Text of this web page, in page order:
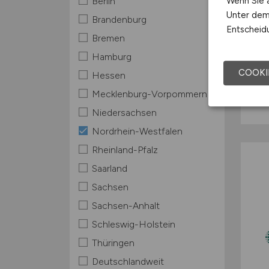
Brandenburg
Bremen
Hamburg
Hessen
Mecklenburg-Vorpommern
Niedersachsen
Nordrhein-Westfalen
Rheinland-Pfalz
Saarland
Sachsen
Sachsen-Anhalt
Schleswig-Holstein
Thüringen
Deutschlandweit
Unter